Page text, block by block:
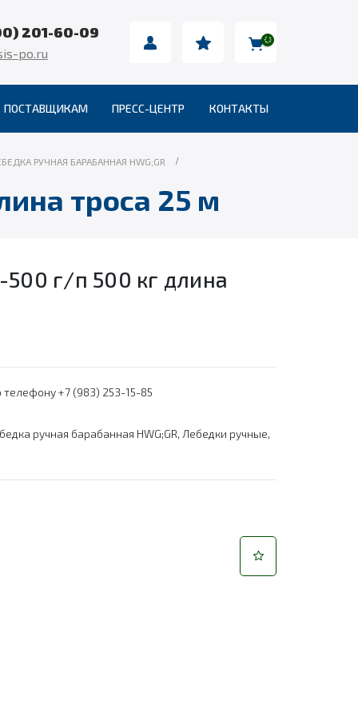
201-60-09
po.ru
ПОСТАВЩИКАМ ПРЕСС-ЦЕНТР КОНТАКТЫ
РУЧНАЯ БАРАБАННАЯ HWG;GR
троса 25 м
500 г/п 500 кг длина
телефону +7 (983) 253-15-85
ручная барабанная HWG;GR, Лебедки ручные,